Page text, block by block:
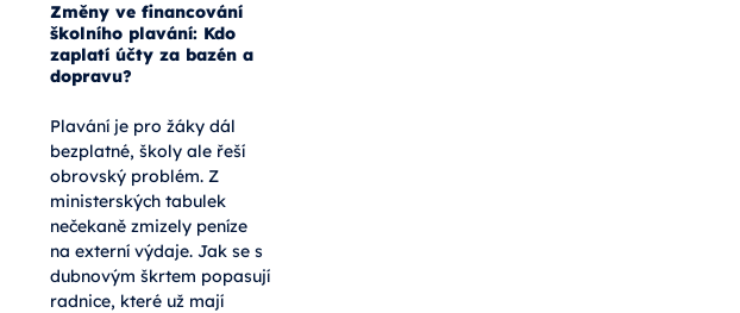
Změny ve financování
školního plavání: Kdo
zaplatí účty za bazén a
dopravu?
Plavání je pro žáky dál
bezplatné, školy ale řeší
obrovský problém. Z
ministerských tabulek
nečekaně zmizely peníze
na externí výdaje. Jak se s
dubnovým škrtem popasují
radnice, které už mají